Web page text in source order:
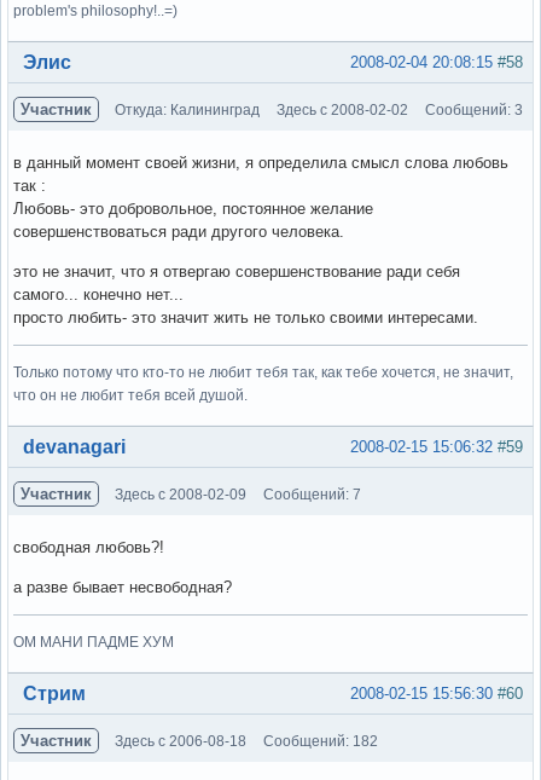
problem's philosophy!..=)
Вне форума #58
2008-02-04 20:08:15
Элис
Участник Откуда: Калининград Здесь с 2008-02-02 Сообщений: 3
в данный момент своей жизни, я определила смысл слова любовь
так :
Любовь- это добровольное, постоянное желание
совершенствоваться ради другого человека.
это не значит, что я отвергаю совершенствование ради себя
самого... конечно нет...
просто любить- это значит жить не только своими интересами.
Только потому что кто-то не любит тебя так, как тебе хочется, не значит,
что он не любит тебя всей душой.
Вне форума #59
2008-02-15 15:06:32
devanagari
Участник Здесь с 2008-02-09 Сообщений: 7
свободная любовь?!
а разве бывает несвободная?
ОМ МАНИ ПАДМЕ ХУМ
Вне форума #60
2008-02-15 15:56:30
Стрим
Участник Здесь с 2006-08-18 Сообщений: 182